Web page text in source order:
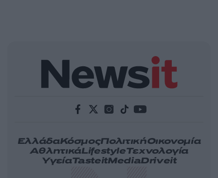
ΕλλάδαΚόσμοςΠολιτικήΟικονομία
ΑθλητικάLifestyleΤεχνολογία
ΥγείαTasteitMediaDriveit